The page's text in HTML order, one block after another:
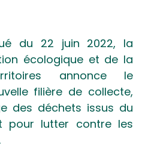
du 22 juin 2022, la
écologique et de la
annonce le
filière de collecte,
des déchets issus du
pour lutter contre les